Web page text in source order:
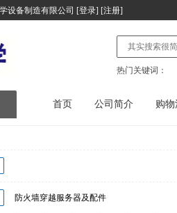
设备制造有限公司 [登录] [注册]
热门关键词：
首页 公司简介 购物
防火墙穿越服务器及配件